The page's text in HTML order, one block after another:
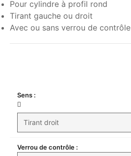
Pour cylindre à profil rond
Tirant gauche ou droit
Avec ou sans verrou de contrôle
Sens :
Verrou de contrôle :